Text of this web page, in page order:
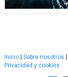
Inicio Sobre nosotros
Privacidad y cookies